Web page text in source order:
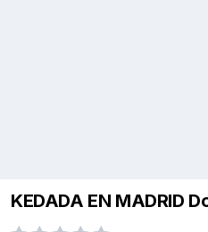
KEDADA EN MADRID